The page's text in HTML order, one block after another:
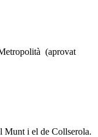
(aprovat
Munt i el de Collserola.